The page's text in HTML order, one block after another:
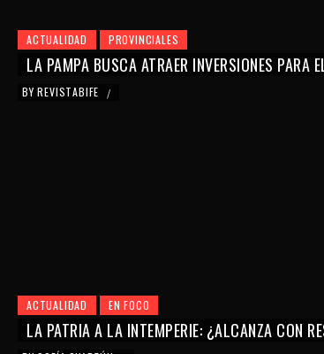
ACTUALIDAD PROVINCIALES
LA PAMPA BUSCA ATRAER INVERSIONES PARA
BY REVISTABIFE /
ACTUALIDAD EN FOCO
LA PATRIA A LA INTEMPERIE: ¿ALCANZA CON